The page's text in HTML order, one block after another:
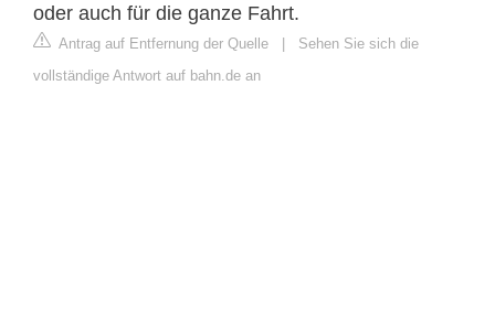
oder auch für die ganze Fahrt.
Antrag auf Entfernung der Quelle | Sehen Sie sich die
vollständige Antwort auf bahn.de an